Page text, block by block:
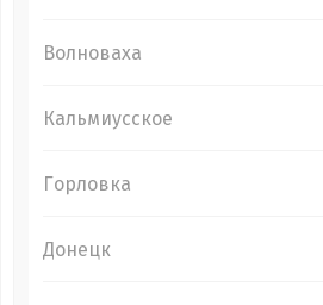
Волноваха
Кальмиусское
Горловка
Донецк